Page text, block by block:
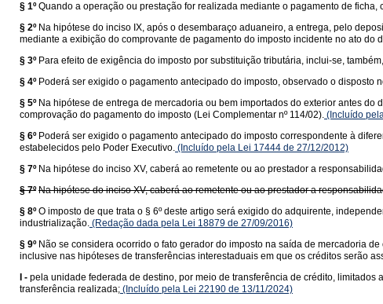
§ 1º Quando a operação ou prestação for realizada mediante o pagamento de
§ 2º Na hipótese do inciso IX, após o desembaraço aduaneiro, a entrega, pelo
mediante a exibição do comprovante de pagamento do imposto incidente no ato do
§ 3º Para efeito de exigência do imposto por substituição tributária, inclui-se,
§ 4º Poderá ser exigido o pagamento antecipado do imposto, observado o
§ 5º Na hipótese de entrega de mercadoria ou bem importados do exterior antes
comprovação do pagamento do imposto (Lei Complementar nº 114/02). (Incluído
§ 6º Poderá ser exigido o pagamento antecipado do imposto correspondente à
estabelecidos pelo Poder Executivo. (Incluído pela Lei 17444 de 27/12/2012)
§ 7º Na hipótese do inciso XV, caberá ao remetente ou ao prestador a
§ 7º Na hipótese do inciso XV, caberá ao remetente ou ao prestador a
§ 8º O imposto de que trata o § 6º deste artigo será exigido do adquirente,
industrialização. (Redação dada pela Lei 18879 de 27/09/2016)
§ 9º Não se considera ocorrido o fato gerador do imposto na saída de mercadoria
inclusive nas hipóteses de transferências interestaduais em que os créditos serão
I - pela unidade federada de destino, por meio de transferência de crédito,
transferência realizada; (Incluído pela Lei 22190 de 13/11/2024)